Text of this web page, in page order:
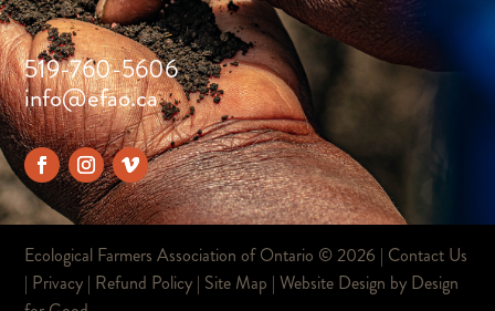
519-760-5606
info@efao.ca
Ecological Farmers Association of Ontario ©2026 | Contact Us
| Privacy | Refund Policy | Site Map | Website Design by Design